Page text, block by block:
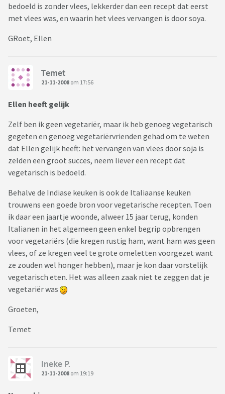
bedoeld is zonder vlees, lekkerder dan een recept dat eerst
met vlees was, en waarin het vlees vervangen is door soya.
GRoet, Ellen
Temet
21-11-2008 om 17:56
Ellen heeft gelijk
Zelf ben ik geen vegetariër, maar ik heb genoeg vegetarisch
gegeten en genoeg vegetariërvrienden gehad om te weten
dat Ellen gelijk heeft: het vervangen van vlees door soja is
zelden een groot succes, neem liever een recept dat
vegetarisch is bedoeld.
Behalve de Indiase keuken is ook de Italiaanse keuken
trouwens een goede bron voor vegetarische recepten. Toen
ik daar een jaartje woonde, alweer 15 jaar terug, konden
Italianen in het algemeen geen enkel begrip opbrengen
voor vegetariërs (die kregen rustig ham, want ham was geen
vlees, of ze kregen veel te grote omeletten voorgezet want
ze zouden wel honger hebben), maar je kon daar vorstelijk
vegetarisch eten. Het was alleen zaak niet te zeggen dat je
vegetariër was
Groeten,
Temet
Ineke P.
21-11-2008 om 19:19